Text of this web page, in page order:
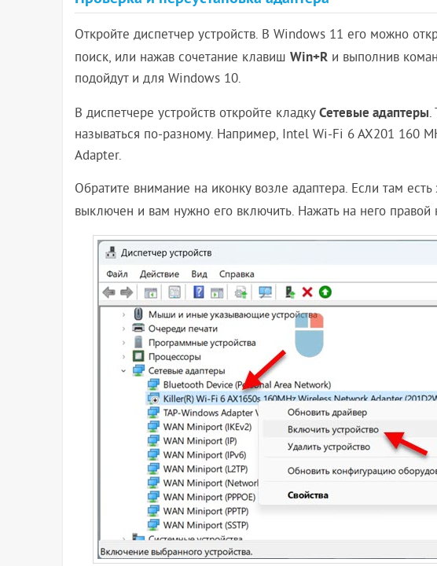
Откройте диспетчер устройств. В Windows 11 его можно
поиск, или нажав сочетание клавиш Win+Rи выполнив
подойдут и для Windows 10.
В диспетчере устройств откройте кладкуСетевые адаптеры.
называться по-разному. Например, Intel Wi-Fi 6 AX201 160
Adapter.
Обратите внимание на иконку возле адаптера. Если там
выключен и вам нужно его включить. Нажать на него